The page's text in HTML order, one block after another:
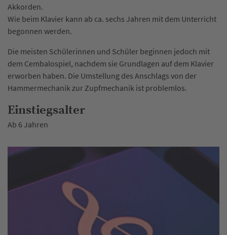
Akkorden.
Wie beim Klavier kann ab ca. sechs Jahren mit dem Unterricht
begonnen werden.
Die meisten Schülerinnen und Schüler beginnen jedoch mit
dem Cembalospiel, nachdem sie Grundlagen auf dem Klavier
erworben haben. Die Umstellung des Anschlags von der
Hammermechanik zur Zupfmechanik ist problemlos.
Einstiegsalter
Ab 6 Jahren